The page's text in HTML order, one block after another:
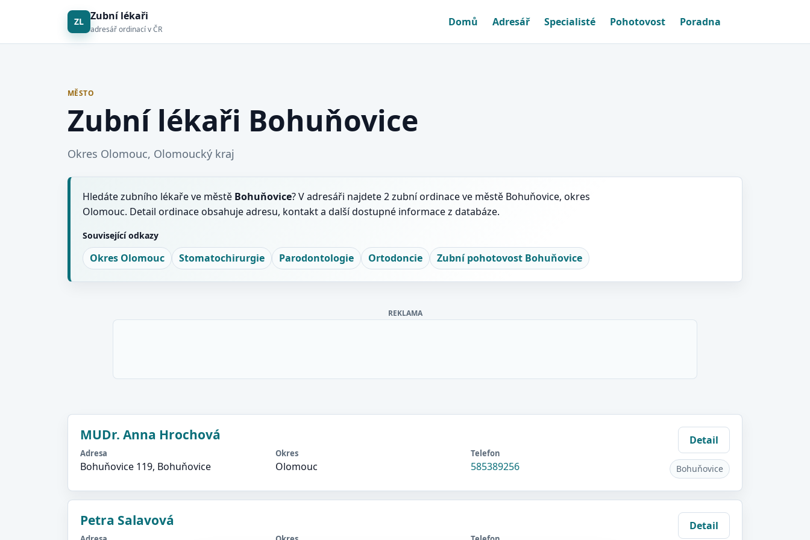
ZL Zubní lékaři
adresář ordinací v ČR
Domů Adresář Specialisté Pohotovost Poradna
MĚSTO
Zubní lékaři Bohuňovice
Okres Olomouc, Olomoucký kraj
Hledáte zubního lékaře ve městě Bohuňovice? V adresáři najdete 2 zubní ordinace ve městě Bohuňovice, okres
Olomouc. Detail ordinace obsahuje adresu, kontakt a další dostupné informace z databáze.
Související odkazy
Okres Olomouc Stomatochirurgie Parodontologie Ortodoncie Zubní pohotovost Bohuňovice
REKLAMA
MUDr. Anna Hrochová
Adresa
Bohuňovice 119, Bohuňovice
Okres
Olomouc
Telefon
585389256
Detail
Bohuňovice
Petra Salavová Detail